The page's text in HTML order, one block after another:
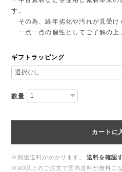
す。
その為、経年劣化や汚れが見受け
一点一点の個性としてご了解の上
ギフトラッピング
数量
カートに
※別途送料がかかります。
送料を確認
※¥0以上のご注文で国内送料が無料にな